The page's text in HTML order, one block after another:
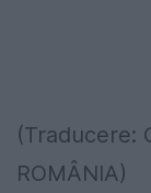
(Traducere:
ROMÂNIA)